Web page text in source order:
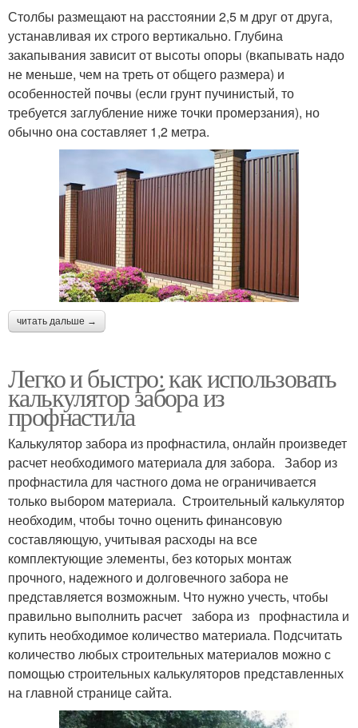
Столбы размещают на расстоянии 2,5 м друг от друга,
устанавливая их строго вертикально. Глубина
закапывания зависит от высоты опоры (вкапывать надо
не меньше, чем на треть от общего размера) и
особенностей почвы (если грунт пучинистый, то
требуется заглубление ниже точки промерзания), но
обычно она составляет 1,2 метра.
читать дальше →
Легко и быстро: как использовать
калькулятор забора из
профнастила
Калькулятор забора из профнастила, онлайн произведет
расчет необходимого материала для забора. Забор из
профнастила для частного дома не ограничивается
только выбором материала. Строительный калькулятор
необходим, чтобы точно оценить финансовую
составляющую, учитывая расходы на все
комплектующие элементы, без которых монтаж
прочного, надежного и долговечного забора не
представляется возможным. Что нужно учесть, чтобы
правильно выполнить расчет забора из профнастила и
купить необходимое количество материала. Подсчитать
количество любых строительных материалов можно с
помощью строительных калькуляторов представленных
на главной странице сайта.